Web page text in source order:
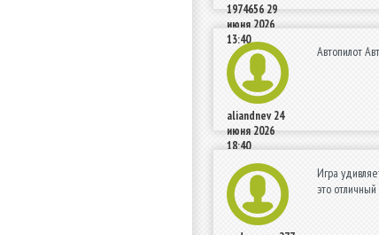
1974656 29
июня 2026
13:40
aliandnev 24
июня 2026
18:40
Автопилот
Игра
это